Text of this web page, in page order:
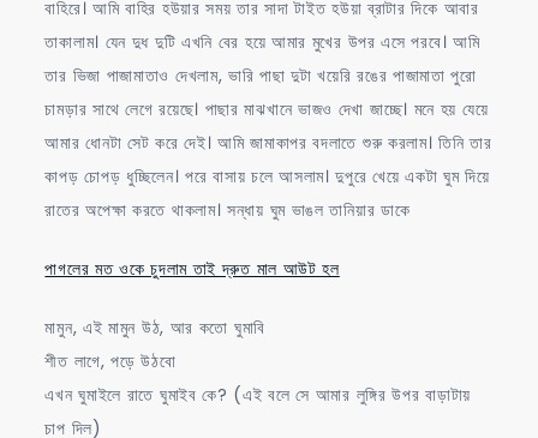
বাহিরে। আমি বাহির হউয়ার সময় তার সাদা টাইত হউয়া ব্রাটার দিকে আবার
তাকালাম। যেন দুধ দুটি এখনি বের হয়ে আমার মুখের উপর এসে পরবে। আমি
তার ভিজা পাজামাতাও দেখলাম, ভারি পাছা দুটা খয়েরি রঙের পাজামাতা পুরো
চামড়ার সাথে লেগে রয়েছে। পাছার মাঝখানে ভাজও দেখা জাচ্ছে। মনে হয় যেয়ে
আমার ধোনটা সেট করে দেই। আমি জামাকাপর বদলাতে শুরু করলাম। তিনি তার
কাপড় চোপড় ধুচ্ছিলেন। পরে বাসায় চলে আসলাম। দুপুরে খেয়ে একটা ঘুম দিয়ে
রাতের অপেক্ষা করতে থাকলাম। সন্ধায় ঘুম ভাঙল তানিয়ার ডাকে
পাগলের মত ওকে চুদলাম তাই দ্রুত মাল আউট হল
মামুন, এই মামুন উঠ, আর কতো ঘুমাবি
শীত লাগে, পড়ে উঠবো
এখন ঘুমাইলে রাতে ঘুমাইব কে? (এই বলে সে আমার লুঙ্গির উপর বাড়াটায়
চাপ দিল)